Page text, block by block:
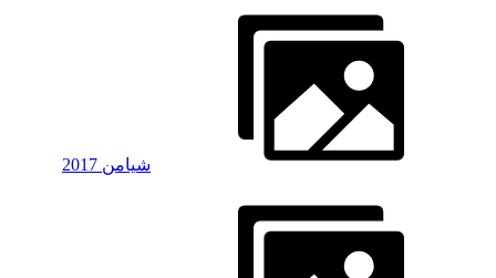
شیامن 2017